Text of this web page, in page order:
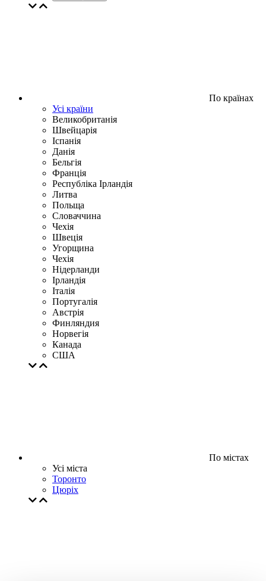
По країнах
Усі країни
Великобританія
Швейцарія
Іспанія
Данія
Бельгія
Франція
Республіка Ірландія
Литва
Польща
Словаччина
Чехія
Швецiя
Угорщина
Чехія
Нідерланди
Iрландія
Iталiя
Португалія
Австрія
Финляндия
Норвегія
Канада
США
По містах
Усі міста
Торонто
Цюрiх